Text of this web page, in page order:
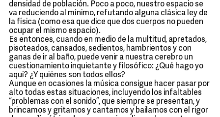
densidad de población. Poco a poco, nuestro espacio se
va reduciendo al mínimo, refutando alguna clásica ley de
la física (como esa que dice que dos cuerpos no pueden
ocupar el mismo espacio).
Es entonces, cuando en medio de la multitud, apretados,
pisoteados, cansados, sedientos, hambrientos y con
ganas de ir al baño, puede venir a nuestra cerebro un
cuestionamiento inquietante y filosófico: ¿Qué hago yo
aquí? ¿Y quiénes son todos ellos?
Aunque en ocasiones la música consigue hacer pasar por
alto todas estas situaciones, incluyendo los infaltables
“problemas con el sonido”, que siempre se presentan, y
brincamos y gritamos y cantamos y bailamos con el rigor